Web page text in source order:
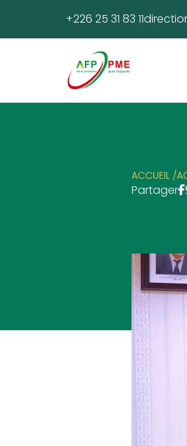
+226 25 31 83 11
ACCUEIL /
Partager